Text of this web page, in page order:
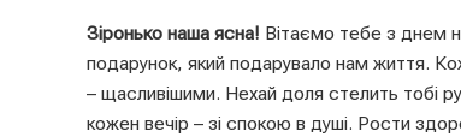
Зіронько наша ясна! Вітаємо тебе з днем
подарунок, який подарувало нам життя.
– щасливішими. Нехай доля стелить тобі
кожен вечір – зі спокою в душі. Рости